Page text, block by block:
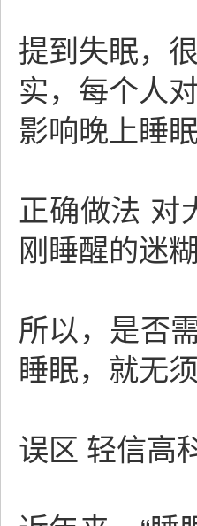
提到失眠，
实，每个人
影响晚上睡
正确做法 对
刚睡醒的迷
所以，是否
睡眠，就无须
误区 轻信高